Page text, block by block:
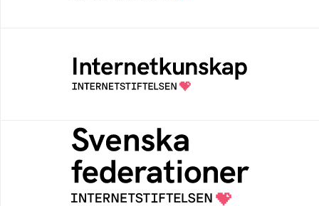
Samlad kunskap som hjälper dig att bli en
säker och medveten internetanvändare
Svenska federationer
Grunden för medlemskap i en sektors- eller
kontextspecifik federation